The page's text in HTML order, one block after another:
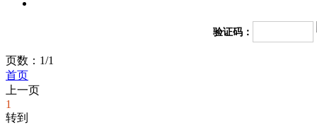
验证码：
页数：1/1
首页
上一页
1
转到